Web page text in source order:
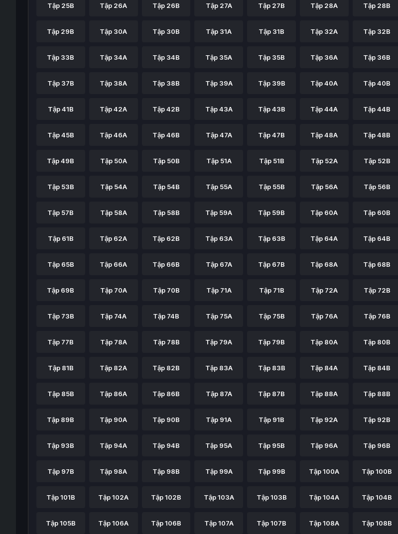
Tập 25B Tập 26A Tập 26B Tập 27A Tập 27B Tập 28A Tập 28B
Tập 29B Tập 30A Tập 30B Tập 31A Tập 31B Tập 32A Tập 32B
Tập 33B Tập 34A Tập 34B Tập 35A Tập 35B Tập 36A Tập 36B
Tập 37B Tập 38A Tập 38B Tập 39A Tập 39B Tập 40A Tập 40B
Tập 41B Tập 42A Tập 42B Tập 43A Tập 43B Tập 44A Tập 44B
Tập 45B Tập 46A Tập 46B Tập 47A Tập 47B Tập 48A Tập 48B
Tập 49B Tập 50A Tập 50B Tập 51A Tập 51B Tập 52A Tập 52B
Tập 53B Tập 54A Tập 54B Tập 55A Tập 55B Tập 56A Tập 56B
Tập 57B Tập 58A Tập 58B Tập 59A Tập 59B Tập 60A Tập 60B
Tập 61B Tập 62A Tập 62B Tập 63A Tập 63B Tập 64A Tập 64B
Tập 65B Tập 66A Tập 66B Tập 67A Tập 67B Tập 68A Tập 68B
Tập 69B Tập 70A Tập 70B Tập 71A Tập 71B Tập 72A Tập 72B
Tập 73B Tập 74A Tập 74B Tập 75A Tập 75B Tập 76A Tập 76B
Tập 77B Tập 78A Tập 78B Tập 79A Tập 79B Tập 80A Tập 80B
Tập 81B Tập 82A Tập 82B Tập 83A Tập 83B Tập 84A Tập 84B
Tập 85B Tập 86A Tập 86B Tập 87A Tập 87B Tập 88A Tập 88B
Tập 89B Tập 90A Tập 90B Tập 91A Tập 91B Tập 92A Tập 92B
Tập 93B Tập 94A Tập 94B Tập 95A Tập 95B Tập 96A Tập 96B
Tập 97B Tập 98A Tập 98B Tập 99A Tập 99B Tập 100A Tập 100B
Tập 101B Tập 102A Tập 102B Tập 103A Tập 103B Tập 104A Tập 104B
Tập 105B Tập 106A Tập 106B Tập 107A Tập 107B Tập 108A Tập 108B